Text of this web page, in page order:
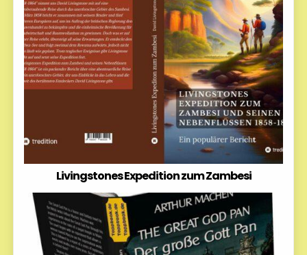
Livingstones Expedition zum Zambesi